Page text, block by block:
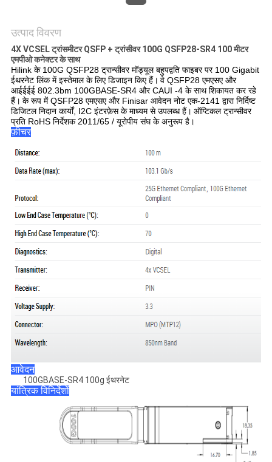
उत्पाद विवरण
4X VCSEL ट्रांसमीटर QSFP + ट्रांसीवर 100G QSFP28-SR4 100 मीटर
एमपीओ कनेक्टर के साथ
Hilink के 100G QSFP28 ट्रान्सीवर मॉड्यूल बहुपद्वति फाइबर पर 100 Gigabit
ईथरनेट लिंक में इस्तेमाल के लिए डिजाइन किए हैं। वे QSFP28 एमएसए और
आईईईई 802.3bm 100GBASE-SR4 और CAUI -4 के साथ शिकायत कर रहे
हैं। के रूप में QSFP28 एमएसए और Finisar आवेदन नोट एक-2141 द्वारा निर्दिष्ट
डिजिटल निदान कार्यों, I2C इंटरफ़ेस के माध्यम से उपलब्ध हैं। ऑप्टिकल ट्रान्सीवर
प्रति RoHS निर्देशक 2011/65 / यूरोपीय संघ के अनुरूप है।
फ़ीचर
आवेदन
100GBASE-SR4 100g ईथरनेट
यांत्रिक विनिर्देशों